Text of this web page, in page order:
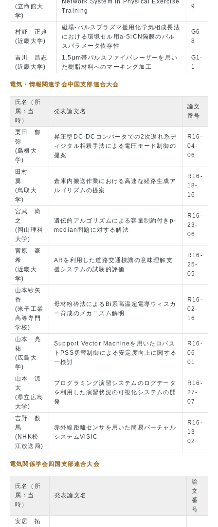
(立命館大
学)
Training
9
村野 正典
(近畿大学)
磁場-パルスプラズマ援用化学気相成長法
における環境セル用a-SiCN隔膜のパル
スパラメータ依存性
G6-
8
吉川 昌志
(近畿大学)
1.5μm帯パルスファイバレーザーを用い
た樹脂材料へのマーキング加工
G1-
1
電気・情報関連学会中国支部連合大会
氏名（所
属：当
時）
発表論文名
論文
番号
栗田 郁
弥
(島根大
学)
昇圧型DC-DCコンバータでの2次遅れ系デ
ィジタル相殺手法による電圧モード制御の
提案
R16-
04-
06
田村
翼
(鳥取大
学)
倉庫内搬送作業における高速な経路生成ア
ルゴリズムの提案
R16-
18-
16
宮武 尚
之
(岡山理科
大学)
遺伝的アルゴリズムによる容量制約付きp-
median問題に対する解法
R16-
23-
06
宮原 豪
希
(近畿大
学)
ARを利用した道路交通標識の意味理解支
援システムの試験的評価
R16-
25-
05
山本紗矢
香
(米子工業
高等専門
学校)
母材粉砕法によるBi系高温超電導ウィスカ
ー育成のメカニズム解明
R16-
02-
16
山本 亮
祐
(広島大
学)
Support Vector Machineを用いたロバス
トPSS切替制御による安定度向上に関する
一検討
R16-
06-
01
山本 涼
太
(県立広島
大学)
プログラミング演習システムのログデータ
を利用した演習状況の可視化システムの開
発
R16-
27-
07
吉野 数
馬
(NHK松
江放送局)
赤外線距離センサを用いた簡易バーチャル
システムViSIC
R16-
13-
02
電気関係学会四国支部連合大会
氏名（所
属：当
時）
発表論文名
論
文
番
号
安居 拓